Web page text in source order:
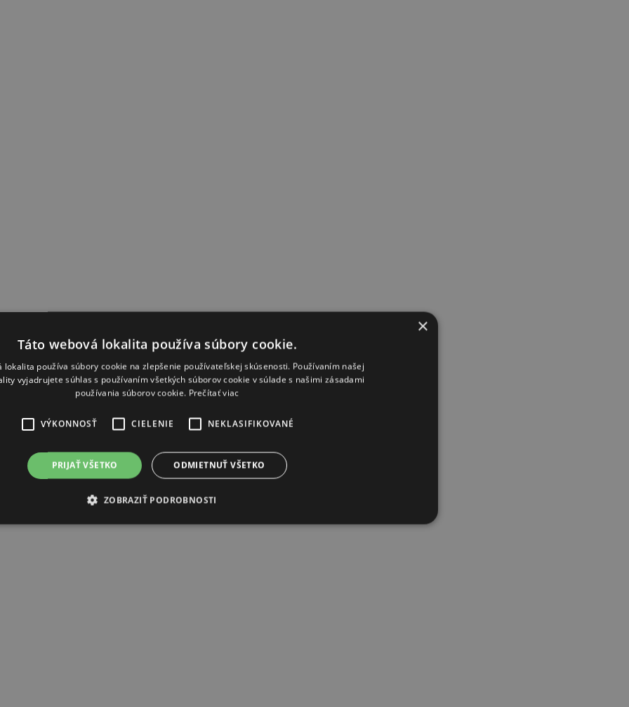
×
Táto webová lokalita používa súbory cookie.
lokalita používa súbory cookie na zlepšenie používateľskej skúsenosti. Používaním našej
vyjadrujete súhlas s používaním všetkých súborov cookie v súlade s našimi zásadami
používania súborov cookie. Prečítať viac
VÝKONNOSŤ CIELENIE NEKLASIFIKOVANÉ
PRIJAŤ VŠETKO ODMIETNUŤ VŠETKO
ZOBRAZIŤ PODROBNOSTI